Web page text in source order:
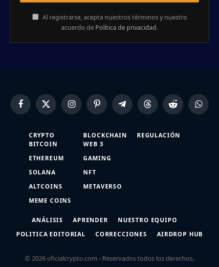
Al registrarse, acepta nuestros términos y nuestro
acuerdo de Política de privacidad.
FacebookX
(Twitter)
InstagramPinterestTelegramThreads Reddit
CRYPTO
BITCOIN
ETHEREUM
SOLANA
ALTCOINS
MEME COINS
BLOCKCHAIN
WEB 3
GAMING
NFT
METAVERSO
REGULACIÓN
ANÁLISIS APRENDER
NUESTRO EQUIPO
POLITICA EDITORIAL
CORRECCIONES AIRDROP HUB
© 2026 oficialcrypto.com - Reservados todos los derechos.